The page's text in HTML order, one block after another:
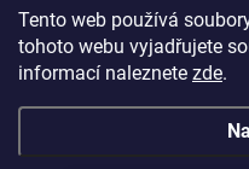
Tento web používá
tohoto webu vyjadřujete
informací naleznete zde.
completebarf
Complete BARF